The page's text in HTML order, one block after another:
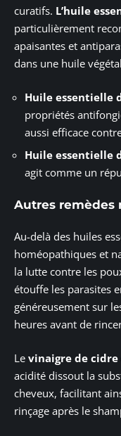
curatifs. L’huile
particulièrement
apaisantes et
dans une huile
Huile essentielle
propriétés
aussi efficace
Huile essentielle
agit comme un
Autres remèdes
Au-delà des huiles
homéopathiques et
la lutte contre les
étouffe les parasites
généreusement sur
heures avant de
Le vinaigre de cidre
acidité dissout la
cheveux, facilitant
rinçage après le